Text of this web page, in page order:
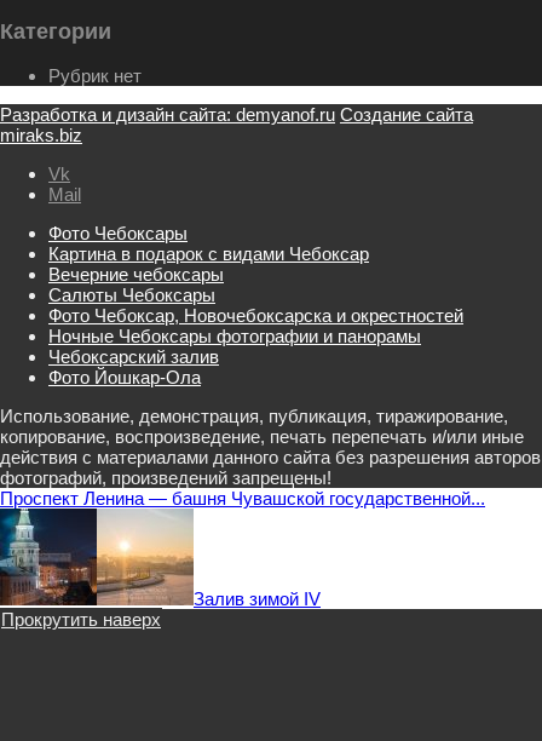
Категории
Рубрик нет
Разработка и дизайн сайта: demyanof.ru Создание сайта
miraks.biz
Vk
Mail
Фото Чебоксары
Картина в подарок с видами Чебоксар
Вечерние чебоксары
Салюты Чебоксары
Фото Чебоксар, Новочебоксарска и окрестностей
Ночные Чебоксары фотографии и панорамы
Чебоксарский залив
Фото Йошкар-Ола
Использование, демонстрация, публикация, тиражирование,
копирование, воспроизведение, печать перепечать и/или иные
действия с материалами данного сайта без разрешения авторов
фотографий, произведений запрещены!
Проспект Ленина — башня Чувашской государственной...
Залив зимой IV
Прокрутить наверх